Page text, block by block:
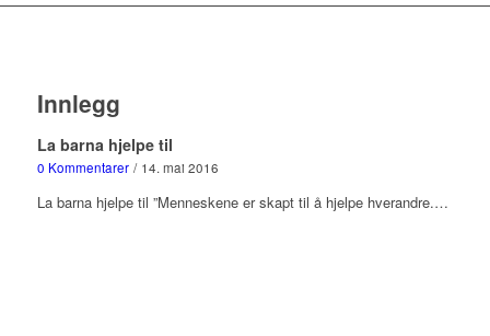
Innlegg
La barna hjelpe til
0 Kommentarer / 14. mai 2016
La barna hjelpe til ”Menneskene er skapt til å hjelpe hverandre.…